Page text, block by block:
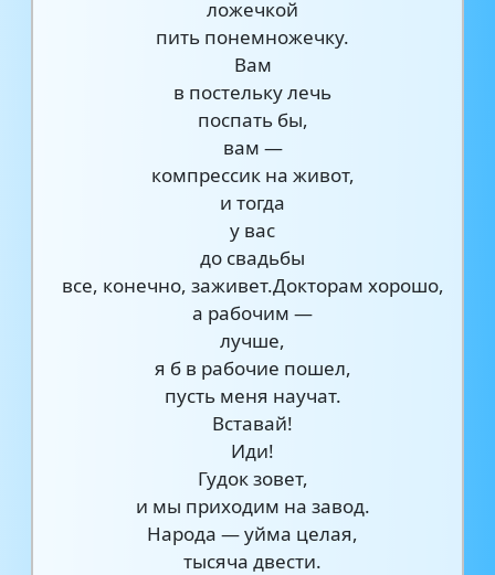
ложечкой
пить понемножечку.
Вам
в постельку лечь
поспать бы,
вам —
компрессик на живот,
и тогда
у вас
до свадьбы
все, конечно, заживет.Докторам хорошо,
а рабочим —
лучше,
я б в рабочие пошел,
пусть меня научат.
Вставай!
Иди!
Гудок зовет,
и мы приходим на завод.
Народа — уйма целая,
тысяча двести.